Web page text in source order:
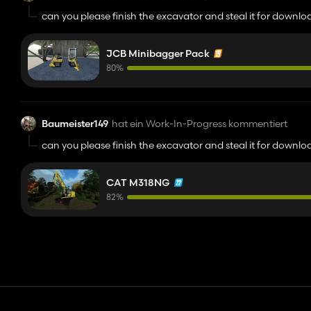
can you please finish the excavator and steal it for
JCB Minibagger Pack
80%
Baumeister149 hat ein Work-In-Progress kommentiert
can you please finish the excavator and steal it for
CAT M318NG
82%